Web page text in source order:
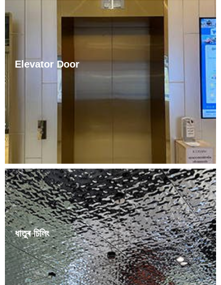
Elevator Door
ইউৰোপীয়, আধুনিক, চীনা আদি বিভিন্ন শৈলীৰে সজাই তোলা লিফটবোৰ। কাৰণ
জীৱন ধাৰণৰ মান উন্নত হোৱাৰ লগে লগে পৰম্পৰাগত একঘেয়ামী লিফট সজ্জাৰ
শৈলীত মানুহ সন্তুষ্ট হৈ নাথাকে। লিফটৰ দুৱাৰৰ কভাৰ তৈয়াৰ কৰিব পাৰি ......
ধাতুৰ চিলিং
The color of the stainless steel ceiling itself is silvery
white and shiny. The stainless steel ceiling can also be
painted in different colors according to customer